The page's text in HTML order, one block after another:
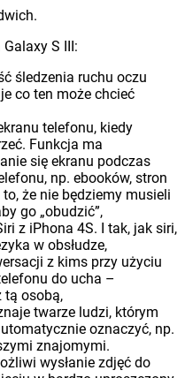
S III:
śledzenia ruchu oczu
co ten może chcieć
telefonu, kiedy
Funkcja ma
się ekranu podczas
np. ebooków, stron
że nie będziemy musieli
go „obudzić”,
z iPhona 4S. I tak, jak siri,
w obsłudze,
z kims przy użyciu
do ucha –
tą osobą,
twarze ludzi, którym
oznaczyć, np.
znajomymi.
wysłanie zdjęć do